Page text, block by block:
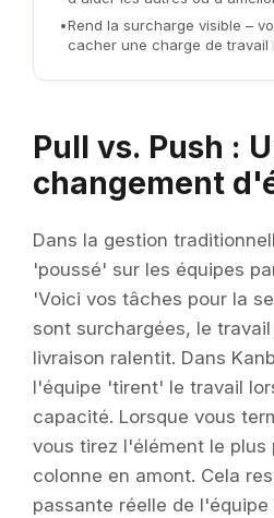
•Rend la surcharge visible –
cacher une charge de travail
Pull vs. Push :
changement
Dans la gestion
'poussé' sur les équipes
'Voici vos tâches pour la
sont surchargées, le
livraison ralentit. Dans
l'équipe 'tirent' le travail
capacité. Lorsque vous
vous tirez l'élément le plus
colonne en amont. Cela
passante réelle de